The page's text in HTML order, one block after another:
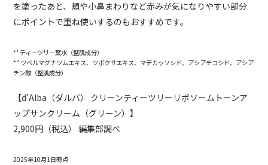
を塗ったあと、頬や小鼻まわりなど赤みが気になりやすい部分
にポイントで重ね使いするのもおすすめです。
*¹ ティーツリー葉水（整肌成分）
*² ツベルマグナツムエキス、ツボクサエキス、マデカッソシド、アシアチコシド、アシア
チン酸（整肌成分）
【d’Alba（ダルバ） クリーンティーツリーリポソームトーンア
ップサンクリーム（グリーン）】
2,900円（税込） 編集部調べ
2025年10月1日時点